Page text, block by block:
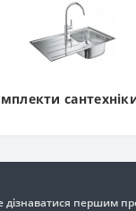
дізнаватися першим